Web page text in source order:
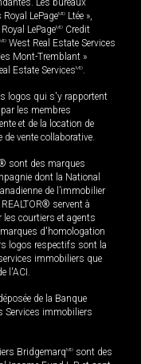
Les bureaux
LePageMD Ltée »,
Royal LePageMD Credit
MD West Real Estate Services
Mont-Tremblant »
Estate ServicesMD.
logos qui s'y rapportent
les membres
et de la location de
vente collaborative.
sont des marques
dont la National
de l’immobilier
servent à
courtiers et agents
d'homologation
logos respectifs sont la
immobiliers que
l'ACI.
de la Banque
Services immobiliers
BridgemarqMD sont des